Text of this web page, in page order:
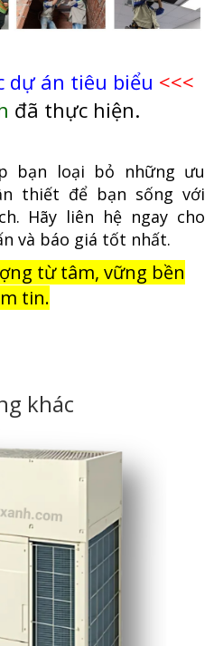
dự án tiêu biểu <<<
đã thực hiện.
bạn loại bỏ những ưu
n thiết để bạn sống với
Hãy liên hệ ngay cho
và báo giá tốt nhất.
từ tâm, vững bền
tin.
khác